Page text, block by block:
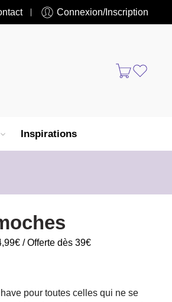
Connexion/Inscription
Inspirations
/ Offerte dès 39€
pour toutes celles qui ne se